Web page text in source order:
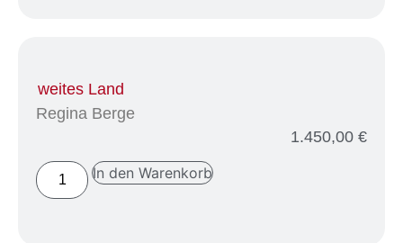
weites Land
Regina Berge
1.450,00 €
In den Warenkorb